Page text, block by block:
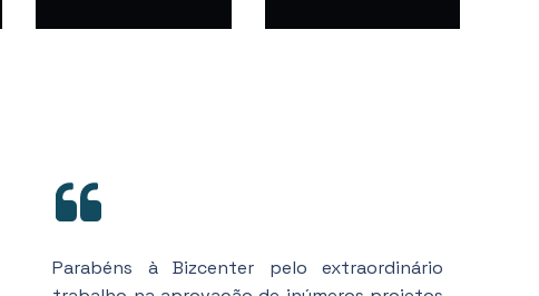
Parabéns à Bizcenter pelo extraordinário